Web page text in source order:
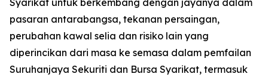
Syarikat untuk berkembang dengan jayanya dalam
pasaran antarabangsa, tekanan persaingan,
perubahan kawal selia dan risiko lain yang
diperincikan dari masa ke semasa dalam pemfailan
Suruhanjaya Sekuriti dan Bursa Syarikat, termasuk